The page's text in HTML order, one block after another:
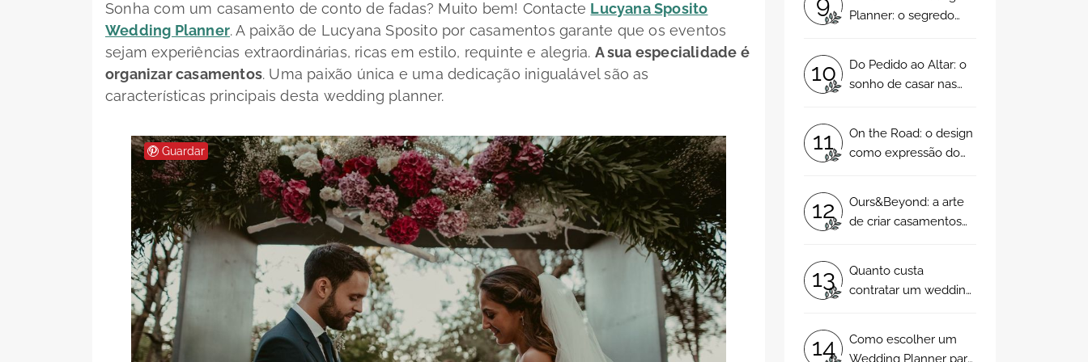
Sonha com um casamento de conto de fadas? Muito bem! Contacte Lucyana Sposito
Wedding Planner. A paixão de Lucyana Sposito por casamentos garante que os eventos
sejam experiências extraordinárias, ricas em estilo, requinte e alegria. A sua especialidade é
organizar casamentos. Uma paixão única e uma dedicação inigualável são as
características principais desta wedding planner.
Guardar
Planner: o segredo
10
Do Pedido ao Altar: o
sonho de casar nas
11
On the Road: o design
como expressão do
12
Ours&Beyond: a arte
de criar casamentos
13
Quanto custa
contratar um wedding
considerar!
14
Como escolher um
Wedding Planner para